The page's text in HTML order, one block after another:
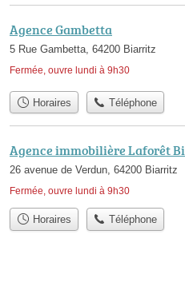
Agence Gambetta
5 Rue Gambetta, 64200 Biarritz
Fermée, ouvre lundi à 9h30
Horaires Téléphone
Agence immobilière Laforêt
26 avenue de Verdun, 64200 Biarritz
Fermée, ouvre lundi à 9h30
Horaires Téléphone